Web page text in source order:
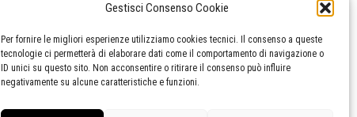
Gestisci Consenso Cookie
Per fornire le migliori esperienze utilizziamo cookies tecnici. Il consenso a queste
tecnologie ci permetterà di elaborare dati come il comportamento di navigazione o
ID unici su questo sito. Non acconsentire o ritirare il consenso può influire
negativamente su alcune caratteristiche e funzioni.